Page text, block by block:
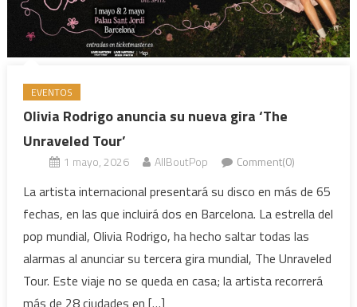
EVENTOS
Olivia Rodrigo anuncia su nueva gira ‘The
Unraveled Tour’
1 mayo, 2026 AllBoutPop Comment(0)
La artista internacional presentará su disco en más de 65
fechas, en las que incluirá dos en Barcelona. La estrella del
pop mundial, Olivia Rodrigo, ha hecho saltar todas las
alarmas al anunciar su tercera gira mundial, The Unraveled
Tour. Este viaje no se queda en casa; la artista recorrerá
más de 28 ciudades en […]